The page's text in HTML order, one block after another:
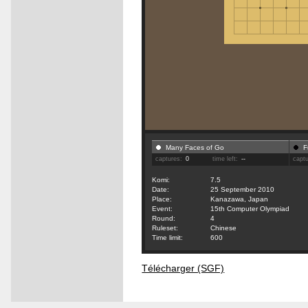
Many Faces of Go
captures: 0 time left: --
Komi:
7.5
Date:
25 September 2010
Place:
Kanazawa, Japan
Event:
15th Computer Olympiad
Round:
4
Ruleset:
Chinese
Time limit:
600
Télécharger (SGF)